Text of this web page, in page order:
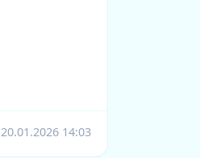
20.01.2026 14:03